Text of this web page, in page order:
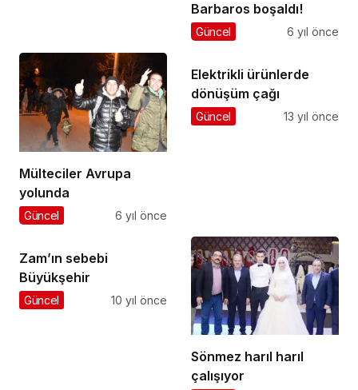
Barbaros boşaldı!
Güncel 6 yıl önce
Mülteciler Avrupa
yolunda
Güncel 6 yıl önce
Elektrikli ürünlerde
dönüşüm çağı
Güncel 13 yıl önce
Zam’ın sebebi
Büyükşehir
Güncel 10 yıl önce
Sönmez harıl harıl
çalışıyor